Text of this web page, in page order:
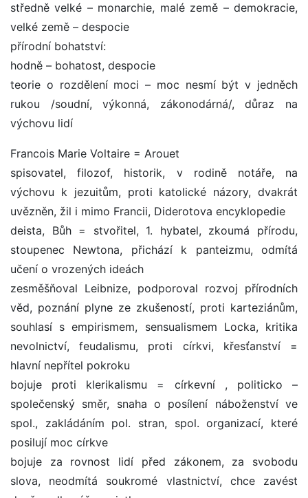
středně velké – monarchie, malé země – demokracie,
velké země – despocie
přírodní bohatství:
hodně – bohatost, despocie
teorie o rozdělení moci – moc nesmí být v jedněch
rukou /soudní, výkonná, zákonodárná/, důraz na
výchovu lidí
Francois Marie Voltaire = Arouet
spisovatel, filozof, historik, v rodině notáře, na
výchovu k jezuitům, proti katolické názory, dvakrát
uvězněn, žil i mimo Francii, Diderotova encyklopedie
deista, Bůh = stvořitel, 1. hybatel, zkoumá přírodu,
stoupenec Newtona, přichází k panteizmu, odmítá
učení o vrozených ideách
zesměšňoval Leibnize, podporoval rozvoj přírodních
věd, poznání plyne ze zkušeností, proti karteziánům,
souhlasí s empirismem, sensualismem Locka, kritika
nevolnictví, feudalismu, proti církvi, křesťanství =
hlavní nepřítel pokroku
bojuje proti klerikalismu = církevní , politicko –
společenský směr, snaha o posílení náboženství ve
spol., zakládáním pol. stran, spol. organizací, které
posilují moc církve
bojuje za rovnost lidí před zákonem, za svobodu
slova, neodmítá soukromé vlastnictví, chce zavést